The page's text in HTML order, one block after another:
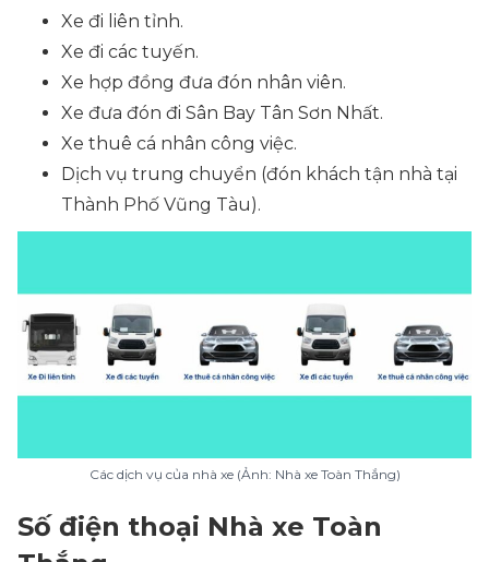
Xe đi liên tỉnh.
Xe đi các tuyến.
Xe hợp đồng đưa đón nhân viên.
Xe đưa đón đi Sân Bay Tân Sơn Nhất.
Xe thuê cá nhân công việc.
Dịch vụ trung chuyển (đón khách tận nhà tại
Thành Phố Vũng Tàu).
Các dịch vụ của nhà xe (Ảnh: Nhà xe Toàn Thắng)
Số điện thoại Nhà xe Toàn